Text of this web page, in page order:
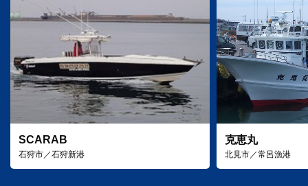
SCARAB
石狩市／石狩新港
克恵丸
北見市／常呂漁港